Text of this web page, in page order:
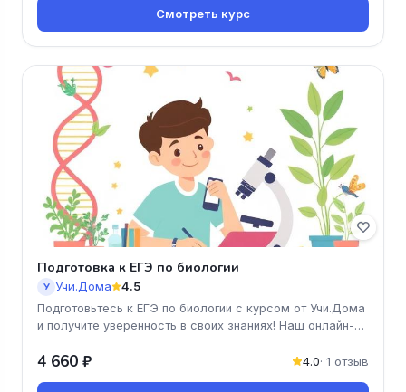
Смотреть курс
Подготовка к ЕГЭ по биологии
У Учи.Дома 4.5
Подготовьтесь к ЕГЭ по биологии с курсом от Учи.Дома
и получите уверенность в своих знаниях! Наш онлайн-
4 660 ₽ 4.0· 1 отзыв